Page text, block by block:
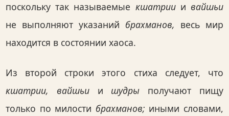
поскольку так называемые кшатриии вайшьи
не выполняют указаний брахманов, весь мир
находится в состоянии хаоса.
Из второй строки этого стиха следует, что
кшатрии, вайшьии шудры получают пищу
только по милости брахманов; иными словами,